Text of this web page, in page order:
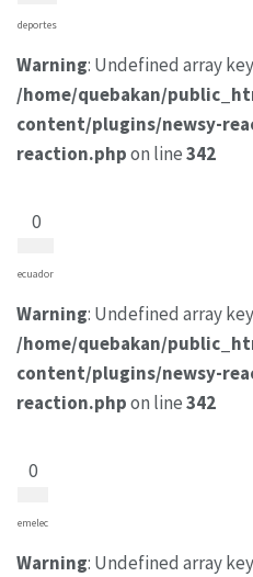
deportes
Warning: Undefined array
/home/quebakan/
content/plugins/newsy-
reaction.phpon line342
0
ecuador
Warning: Undefined array
/home/quebakan/
content/plugins/newsy-
reaction.phpon line342
0
emelec
Warning: Undefined array